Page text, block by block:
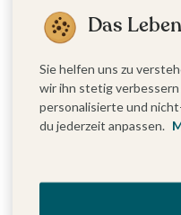
Fotobuch Geburt
Entdecke mehr
kartenmacherei x Cam
Sternzeichen Kollektion
Taufe
Neue Kollektion
Rund um die Taufe
Das
Sie helfen uns zu
wir ihn stetig
personalisierte und
du jederzeit anpassen.